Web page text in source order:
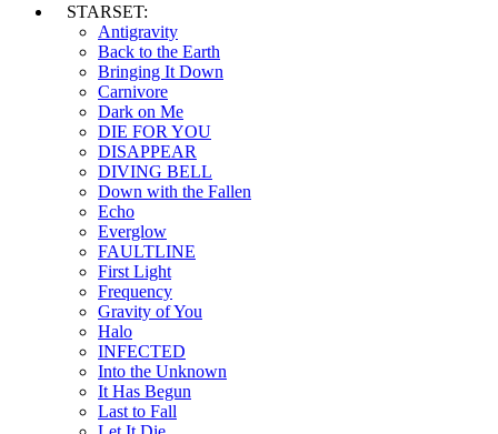
STARSET:
Antigravity
Back to the Earth
Bringing It Down
Carnivore
Dark on Me
DIE FOR YOU
DISAPPEAR
DIVING BELL
Down with the Fallen
Echo
Everglow
FAULTLINE
First Light
Frequency
Gravity of You
Halo
INFECTED
Into the Unknown
It Has Begun
Last to Fall